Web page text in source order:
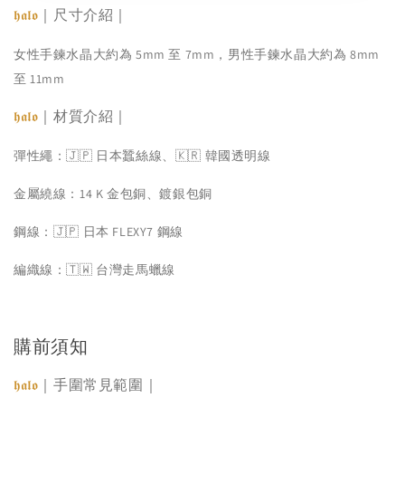
𝖍𝖆𝖑𝖔 ｜尺寸介紹｜
女性手鍊水晶大約為 5mm 至 7mm，男性手鍊水晶大約為 8mm
至 11mm
𝖍𝖆𝖑𝖔 ｜材質介紹｜
彈性繩：🇯🇵 日本蠶絲線、🇰🇷 韓國透明線
金屬繞線：14 K 金包銅、鍍銀包銅
鋼線：🇯🇵 日本 FLEXY7 鋼線
編織線：🇹🇼 台灣走馬蠟線
購前須知
𝖍𝖆𝖑𝖔 ｜手圍常見範圍｜